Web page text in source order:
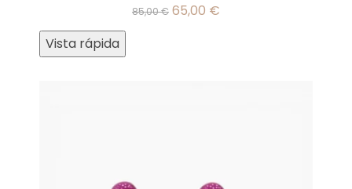
85,00€ 65,00 €
Vista rápida